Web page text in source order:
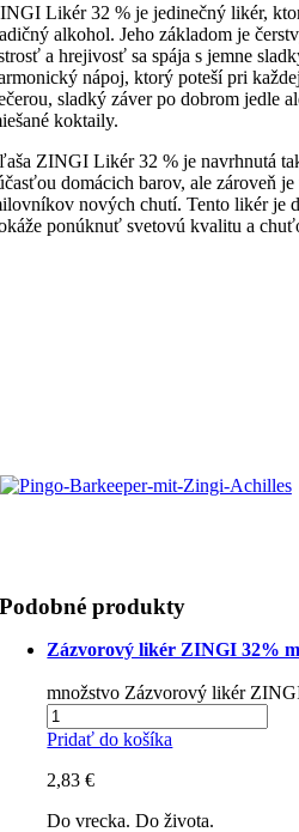
Likér 32 % je jedinečný likér,
alkohol. Jeho základom je
a hrejivosť sa spája s jemne
nápoj, ktorý poteší pri
sladký záver po dobrom jedle
koktaily.
ZINGI Likér 32 % je navrhnutá
domácich barov, ale zároveň
nových chutí. Tento likér je
ponúknuť svetovú kvalitu a
Podobné produkty
Zázvorový likér ZINGI 32%
množstvo Zázvorový likér
Pridať do košíka
2,83€
Do vrecka. Do života.